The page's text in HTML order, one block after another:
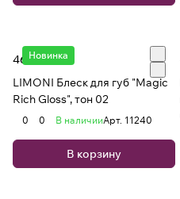
Новинка
466 ₽
LIMONI Блеск для губ "Magic
Rich Gloss", тон 02
0 0 В наличииАрт. 11240
В корзину